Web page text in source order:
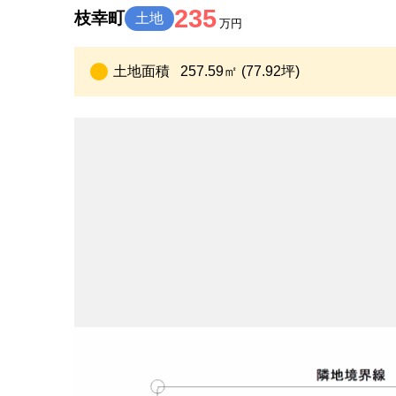
枝幸町 土地 235 万円
土地面積 257.59㎡ (77.92坪)